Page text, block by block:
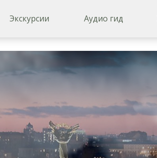
Экскурсии Аудио гид